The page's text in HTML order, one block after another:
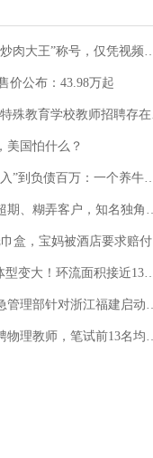
称号，仅凭视频评出？中国烹饪协会回应
价公布：43.98万起
招聘存在违规行为”：已启动问责程序 副校长被停职
美国怕什么？
个养牛项目崩盘后，谁该为农户的贷款买单丨红星调查
回应：都没证据，将依法采取措施，“本人长期与美国交管局保持沟通，对方表示肯定”
赔付924元！三亚一酒店回复：骨瓷定制！网友一查价格，吵翻了
大！环流面积接近13个浙江那么大
对浙江福建启动防汛防台风四级应急响应
名均遭淘汰？教育局：已叫停招聘，成立调查组全面核查